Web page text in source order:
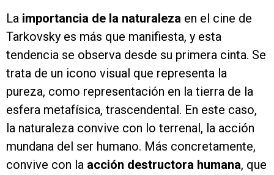
La importancia de la naturaleza en el cine de
Tarkovsky es más que manifiesta, y esta
tendencia se observa desde su primera cinta. Se
trata de un icono visual que representa la
pureza, como representación en la tierra de la
esfera metafísica, trascendental. En este caso,
la naturaleza convive con lo terrenal, la acción
mundana del ser humano. Más concretamente,
convive con la acción destructora humana, que